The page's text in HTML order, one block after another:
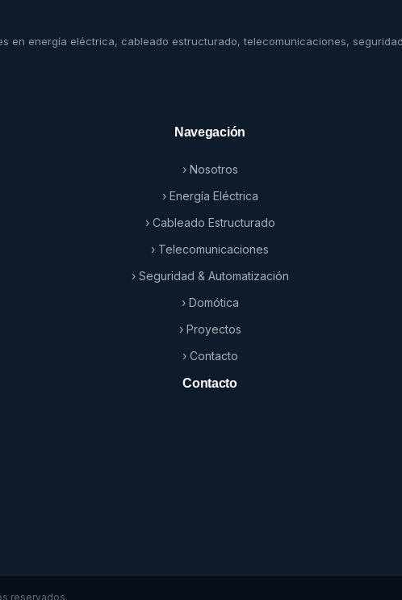
en energía eléctrica, cableado estructurado, telecomunicaciones,
Navegación
› Nosotros
› Energía Eléctrica
› Cableado Estructurado
› Telecomunicaciones
› Seguridad & Automatización
› Domótica
› Proyectos
› Contacto
Contacto
reservados.